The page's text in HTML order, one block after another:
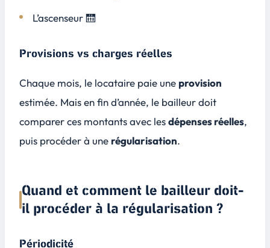
L’ascenseur 🛗
Provisions vs charges réelles
Chaque mois, le locataire paie une provision
estimée. Mais en fin d’année, le bailleur doit
comparer ces montants avec lesdépenses réelles,
puis procéder à une régularisation.
Quand et comment le bailleur doit-
il procéder à la régularisation ?
Périodicité